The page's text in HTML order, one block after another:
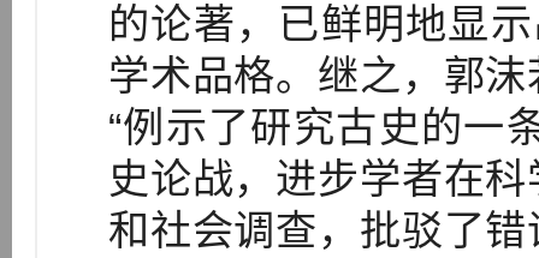
的论著，已鲜明地显
学术品格。继之，郭
“例示了研究古史的一
史论战，进步学者在
和社会调查，批驳了